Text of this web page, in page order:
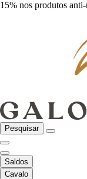
15% nos produtos
Pesquisar
Saldos
Cavalo